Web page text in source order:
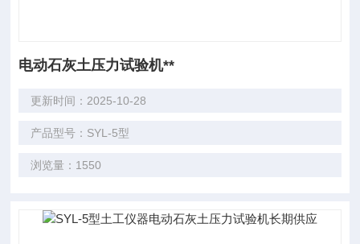
电动石灰土压力试验机**
更新时间：2025-10-28
产品型号：SYL-5型
浏览量：1550